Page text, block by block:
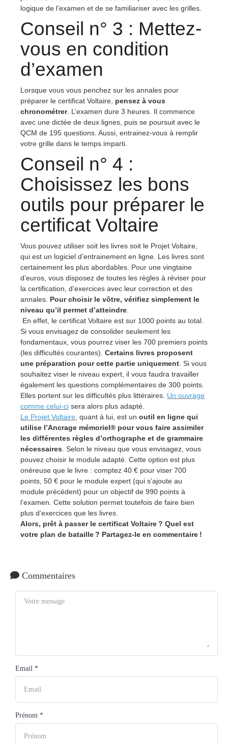
logique de l’examen et de se familiariser avec les grilles.
Conseil n° 3 : Mettez-
vous en condition
d’examen
Lorsque vous vous penchez sur les annales pour
préparer le certificat Voltaire, pensez à vous
chronométrer. L’examen dure 3 heures. Il commence
avec une dictée de deux lignes, puis se poursuit avec le
QCM de 195 questions. Aussi, entrainez-vous à remplir
votre grille dans le temps imparti.
Conseil n° 4 :
Choisissez les bons
outils pour préparer le
certificat Voltaire
Vous pouvez utiliser soit les livres soit le Projet Voltaire,
qui est un logiciel d’entrainement en ligne. Les livres sont
certainement les plus abordables. Pour une vingtaine
d’euros, vous disposez de toutes les règles à réviser pour
la certification, d’exercices avec leur correction et des
annales. Pour choisir le vôtre, vérifiez simplement le
niveau qu’il permet d’atteindre
En effet, le certificat Voltaire est sur 1000 points au total.
Si vous envisagez de consolider seulement les
fondamentaux, vous pourrez viser les 700 premiers points
(les difficultés courantes). Certains livres proposent
une préparation pour cette partie uniquement . Si vous
souhaitez viser le niveau expert, il vous faudra travailler
également les questions complémentaires de 300 points.
Elles portent sur les difficultés plus littéraires. Un ouvrage
comme celui-ci sera alors plus adapté.
Le Projet Voltaire , quant à lui, est un outil en ligne qui
utilise l’Ancrage mémoriel® pour vous faire assimiler
les différentes règles d’orthographe et de grammaire
nécessaires . Selon le niveau que vous envisagez, vous
pouvez choisir le module adapté. Cette option est plus
onéreuse que le livre : comptez 40 € pour viser 700
points, 50 € pour le module expert (qui s’ajoute au
module précédent) pour un objectif de 990 points à
l’examen. Cette solution permet toutefois de faire bien
plus d’exercices que les livres.
Alors, prêt à passer le certificat Voltaire ? Quel est
votre plan de bataille ? Partagez-le en commentaire !
Commentaires
Email *
Prénom *